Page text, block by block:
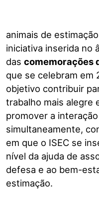
animais de
iniciativa inserida no
das comemorações
que se celebram em
objetivo contribuir
trabalho mais alegre
promover a
simultaneamente,
em que o ISEC se
nível da ajuda de
defesa e ao bem-
estimação.